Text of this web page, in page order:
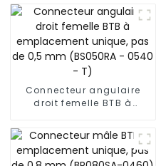
Connecteur angulaire
droit femelle BTB à
pas de 0,5 mm (BS050RA
- 0540 - T)